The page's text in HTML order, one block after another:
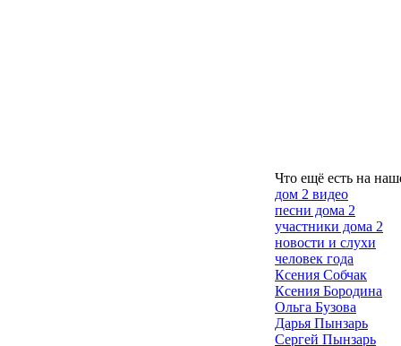
Что ещё есть на
дом 2 видео
песни дома 2
участники дома 2
новости и слухи
человек года
Ксения Собчак
Ксения Бородина
Ольга Бузова
Дарья Пынзарь
Сергей Пынзарь